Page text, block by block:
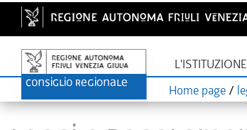
L'ISTITUZIONE
Home page /